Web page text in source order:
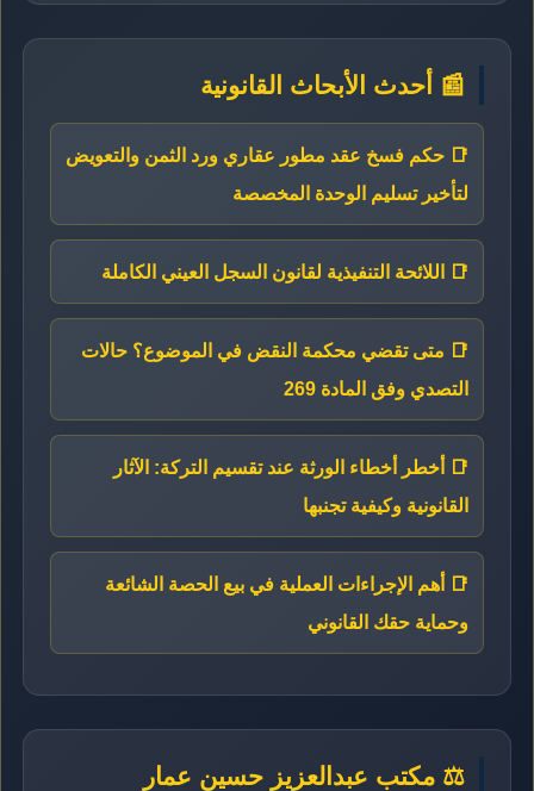
📰 أحدث الأبحاث القانونية
📑 حكم فسخ عقد مطور عقاري ورد الثمن والتعويض
لتأخير تسليم الوحدة المخصصة
📑 اللائحة التنفيذية لقانون السجل العيني الكاملة
📑 متى تقضي محكمة النقض في الموضوع؟ حالات
التصدي وفق المادة 269
📑 أخطر أخطاء الورثة عند تقسيم التركة: الآثار
القانونية وكيفية تجنبها
📑 أهم الإجراءات العملية في بيع الحصة الشائعة
وحماية حقك القانوني
⚖️ مكتب عبدالعزيز حسين عمار